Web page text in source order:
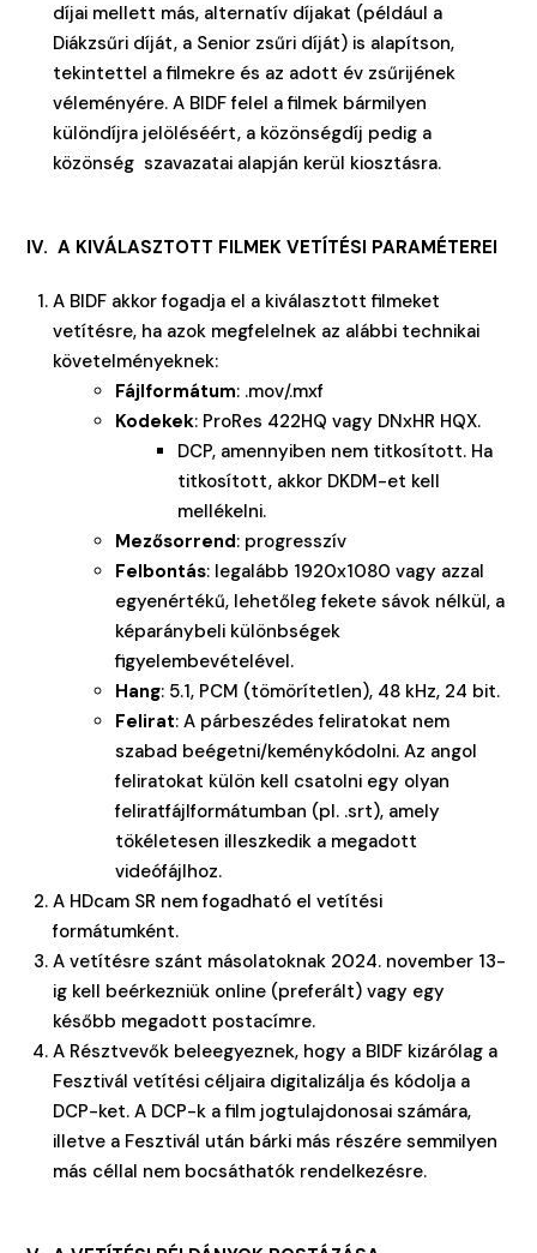
díjai mellett más, alternatív díjakat (például a
Diákzsűri díját, a Senior zsűri díját) is alapítson,
tekintettel a filmekre és az adott év zsűrijének
véleményére. A BIDF felel a filmek bármilyen
különdíjra jelöléséért, a közönségdíj pedig a
közönség szavazatai alapján kerül kiosztásra.
IV. A KIVÁLASZTOTT FILMEK VETÍTÉSI PARAMÉTEREI
A BIDF akkor fogadja el a kiválasztott filmeket
vetítésre, ha azok megfelelnek az alábbi technikai
követelményeknek:
Fájlformátum: .mov/.mxf
Kodekek: ProRes 422HQ vagy DNxHR HQX.
DCP, amennyiben nem titkosított. Ha
titkosított, akkor DKDM-et kell
mellékelni.
Mezősorrend: progresszív
Felbontás: legalább 1920x1080 vagy azzal
egyenértékű, lehetőleg fekete sávok nélkül, a
képaránybeli különbségek
figyelembevételével.
Hang: 5.1, PCM (tömörítetlen), 48 kHz, 24 bit.
Felirat: A párbeszédes feliratokat nem
szabad beégetni/keménykódolni. Az angol
feliratokat külön kell csatolni egy olyan
feliratfájlformátumban (pl. .srt), amely
tökéletesen illeszkedik a megadott
videófájlhoz.
A HDcam SR nem fogadható el vetítési
formátumként.
A vetítésre szánt másolatoknak 2024. november 13-
ig kell beérkezniük online (preferált) vagy egy
később megadott postacímre.
A Résztvevők beleegyeznek, hogy a BIDF kizárólag a
Fesztivál vetítési céljaira digitalizálja és kódolja a
DCP-ket. A DCP-k a film jogtulajdonosai számára,
illetve a Fesztivál után bárki más részére semmilyen
más céllal nem bocsáthatók rendelkezésre.